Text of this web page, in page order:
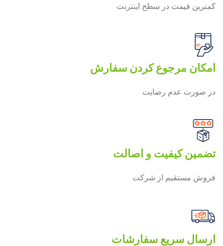
کمترین قیمت در سطح اینترنت
امکان مرجوع کردن سفارش
در صورت عدم رضایت
تضمین کیفیت و اصالت
فروش مستقیم از شرکت
ارسال سریع سفارشات